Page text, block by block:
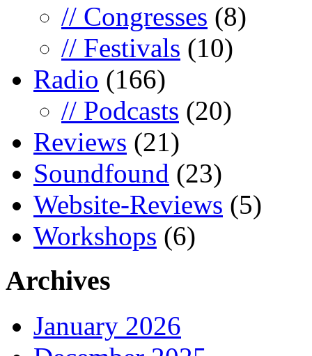
// Congresses (8)
// Festivals (10)
Radio (166)
// Podcasts (20)
Reviews (21)
Soundfound (23)
Website-Reviews (5)
Workshops (6)
Archives
January 2026